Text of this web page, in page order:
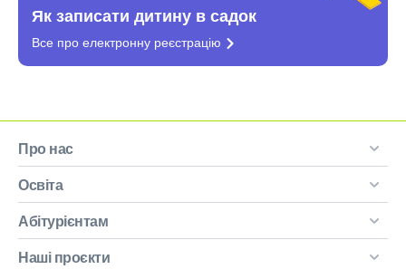
Як записати дитину в садок
Все про електронну реєстрацію
Про нас
Освіта
Абітурієнтам
Наші проєкти